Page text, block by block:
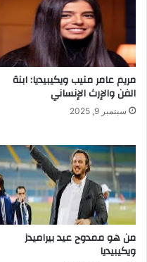
مريم عامر منيب ويكيبيديا: ابنة
الفن والإرث الإنساني
سبتمبر 9, 2025
من هو ممدوح عيد بيراميدز
ويكيبيديا